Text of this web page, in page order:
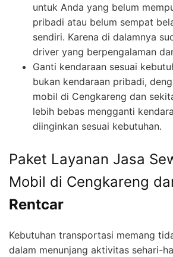
untuk Anda yang belum
pribadi atau belum sempat
sendiri. Karena di dalamnya
driver yang berpengalaman
Ganti kendaraan sesuai
bukan kendaraan pribadi,
mobil di Cengkareng dan
lebih bebas mengganti
diinginkan sesuai kebutuhan.
Paket Layanan Jasa
Mobil di Cengkareng
Rentcar
Kebutuhan transportasi memang
dalam menunjang aktivitas sehari-